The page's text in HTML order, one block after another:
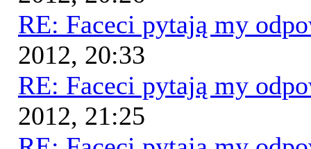
RE: Faceci pytają my
2012, 20:33
RE: Faceci pytają my
2012, 21:25